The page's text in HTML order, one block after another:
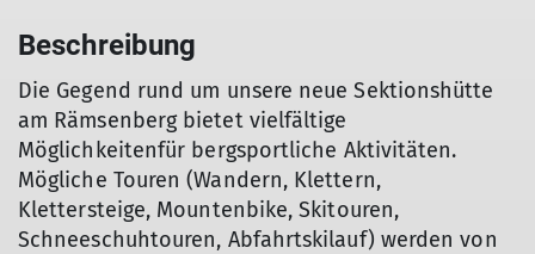
Beschreibung
Die Gegend rund um unsere neue Sektionshütte
am Rämsenberg bietet vielfältige
Möglichkeitenfür bergsportliche Aktivitäten.
Mögliche Touren (Wandern, Klettern,
Klettersteige, Mountenbike, Skitouren,
Schneeschuhtouren, Abfahrtskilauf) werden von